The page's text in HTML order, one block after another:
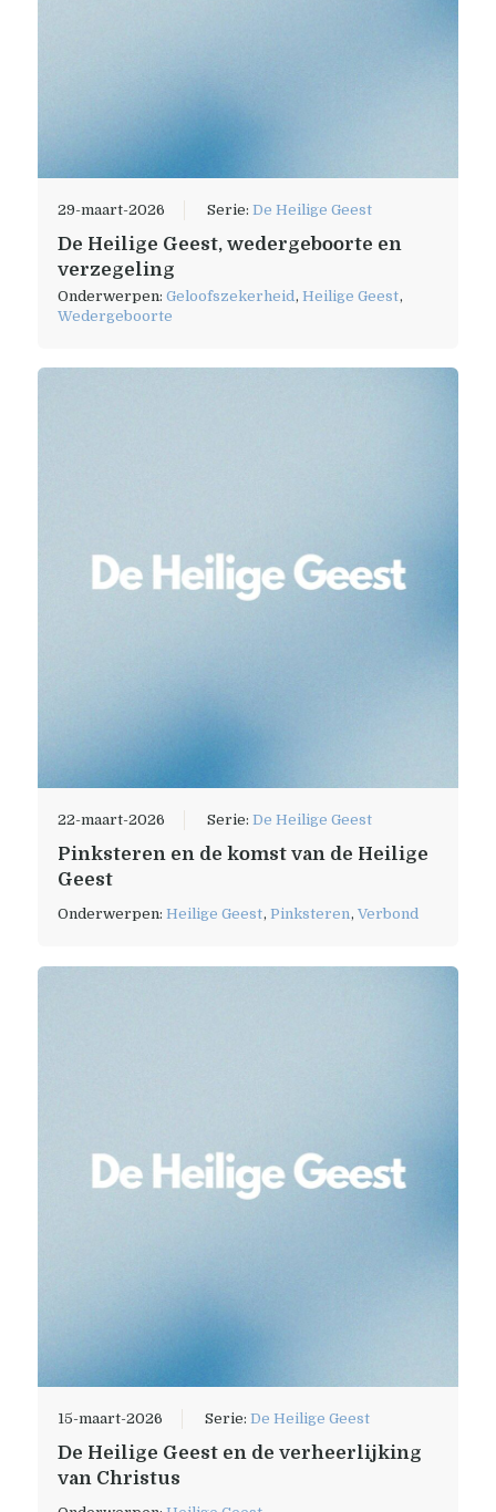
29-maart-2026 Serie: De Heilige Geest
De Heilige Geest, wedergeboorte en
verzegeling
Onderwerpen: Geloofszekerheid , Heilige Geest,
Wedergeboorte
22-maart-2026 Serie: De Heilige Geest
Pinksteren en de komst van de Heilige
Geest
Onderwerpen: Heilige Geest, Pinksteren, Verbond
15-maart-2026 Serie: De Heilige Geest
De Heilige Geest en de verheerlijking
van Christus